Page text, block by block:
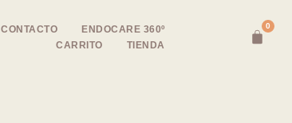
CONTACTO
ENDOCARE 360º
CARRITO
TIENDA
0